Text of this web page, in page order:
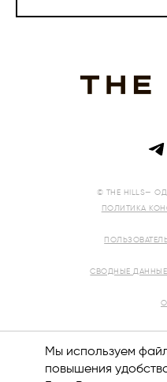
Мы используем
повышения
© THE HILLS—
ПОЛИТИКА
СВОДНЫЕ ДАННЫЕ